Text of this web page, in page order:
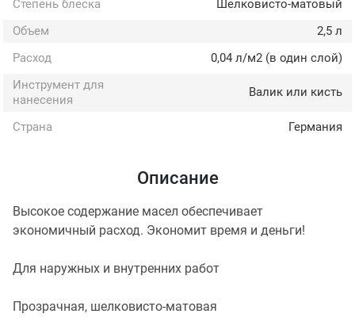
Степень блеска
Шелковисто-матовый
Объем
2,5 л
Расход
0,04 л/м2 (в один слой)
Инструмент для
нанесения
Валик или кисть
Страна Германия
Описание
Высокое содержание масел обеспечивает
экономичный расход. Экономит время и деньги!
Для наружных и внутренних работ
Прозрачная, шелковисто-матовая